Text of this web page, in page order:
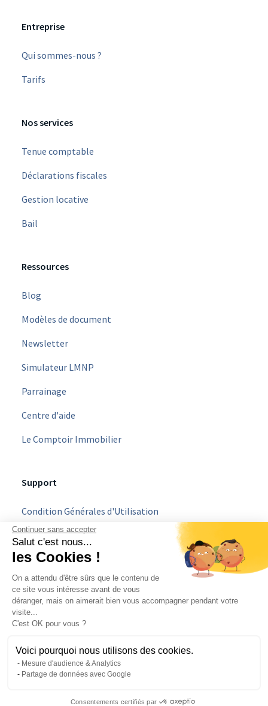
Continuer sans accepter
Salut c'est nous...
les Cookies !
On a attendu d'être sûrs que le contenu de
ce site vous intéresse avant de vous
déranger, mais on aimerait bien vous accompagner pendant votre
visite...
C'est OK pour vous ?
Voici pourquoi nous utilisons des cookies.
Mesure d'audience & Analytics
Partage de données avec Google
Consentements certifiés par
Entreprise
Qui sommes-nous ?
Tarifs
Nos services
Tenue comptable
Déclarations fiscales
Gestion locative
Bail
Ressources
Blog
Modèles de document
Newsletter
Simulateur LMNP
Parrainage
Centre d'aide
Le Comptoir Immobilier
Support
Condition Générales d'Utilisation
Mentions légales
Politique Vie Privée
C.G.U Parrainage
Devenir partenaire
Essaigratuit 14 jours| sans engagement | sans carte bleue